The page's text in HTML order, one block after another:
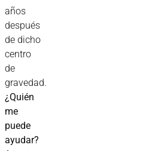
años
después
de dicho
centro
de
gravedad.
¿Quién
me
puede
ayudar?